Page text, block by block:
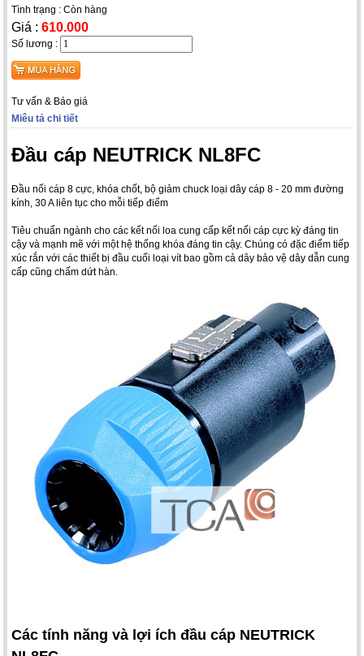
Tình trạng : Còn hàng
Giá :610.000
Số lương :
Tư vấn & Báo giá
Miêu tả chi tiết
Đầu cáp NEUTRICK NL8FC
Đầu nối cáp 8 cực, khóa chốt, bộ giảm chuck loại dây cáp 8 - 20 mm đường
kính, 30 A liên tục cho mỗi tiếp điểm
Tiêu chuẩn ngành cho các kết nối loa cung cấp kết nối cáp cực kỳ đáng tin
cậy và mạnh mẽ với một hệ thống khóa đáng tin cậy. Chúng có đặc điểm tiếp
xúc rắn với các thiết bị đầu cuối loại vít bao gồm cả dây bảo vệ dây dẫn cung
cấp cũng chấm dứt hàn.
Các tính năng và lợi ích đầu cáp NEUTRICK